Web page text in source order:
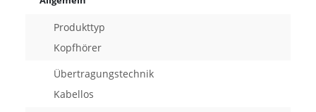
Produkttyp
Kopfhörer
Übertragungstechnik
Kabellos